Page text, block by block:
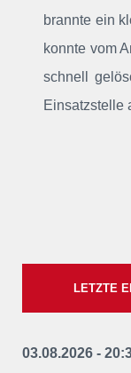
brannte ein
konnte vom
schnell
Einsatzstelle
LETZTE
03.08.2026 -